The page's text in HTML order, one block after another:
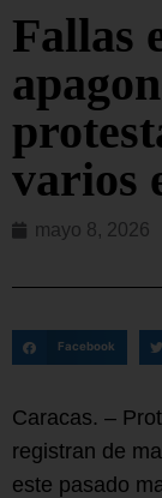
Fallas
varios
mayo 8, 2026
Facebook
Caracas. –
registran de
este pasado